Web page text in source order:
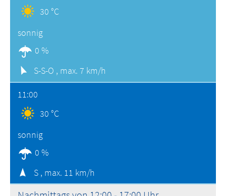
30 °C
sonnig
0 %
S-S-O , max. 7 km/h
11:00
30 °C
sonnig
0 %
S , max. 11 km/h